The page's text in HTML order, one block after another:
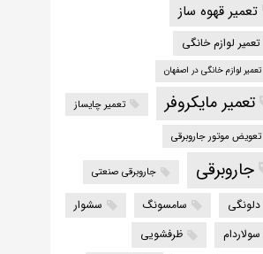
تعمیر قهوه ساز
تعمیر لوازم خانگی
تعمیر لوازم خانگی در اصفهان
تعمیر مایکروفر
تعمیر چایساز
تعویض موتور جاروبرقی
جاروبرقی جاروبرقی صنعتی
دلونگی سامسونگ
سشوار
سولاردام
ظرفشویی